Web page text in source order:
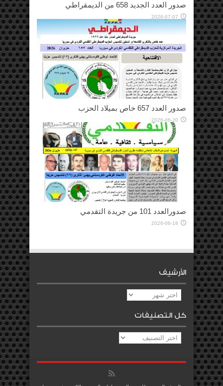
صدور العدد الجديد 658 من الديمقراطي
2026-07-07
صدور العدد 657 خاص بميلاد الحزب
2026-06-20
صدورالعدد 101 من جريدة التقدمي
2026-06-18
الأرشيف
الأرشيف
كل التصنيفات
كل
التصنيفات